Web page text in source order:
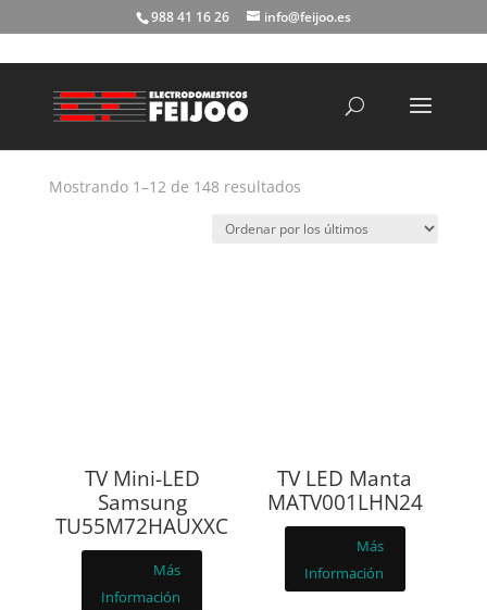
988 41 16 26 info@feijoo.es
Mostrando 1–12 de 148 resultadosOrdenado
los
TV Mini-LED
Samsung
TU55M72HAUXXC
Más
Información
TV LED Manta
MATV001LHN24
Más
Información